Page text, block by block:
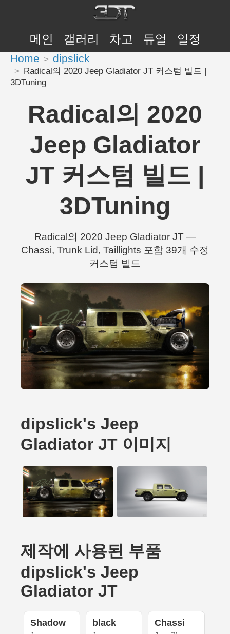
메인 갤러리 차고 듀얼 일정
Home dipslick
Radical의 2020 Jeep Gladiator JT 커스텀 빌드 |
3DTuning
Radical의 2020
Jeep Gladiator
JT 커스텀 빌드 |
3DTuning
Radical의 2020 Jeep Gladiator JT —
Chassi, Trunk Lid, Taillights 포함 39개 수정
커스텀 빌드
dipslick's Jeep
Gladiator JT 이미지
제작에 사용된 부품
dipslick's Jeep
Gladiator JT
Shadow black Chassi